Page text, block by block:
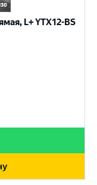
L+ YTX12-BS